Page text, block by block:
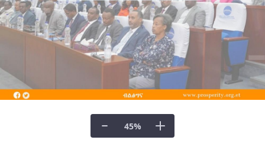
45%